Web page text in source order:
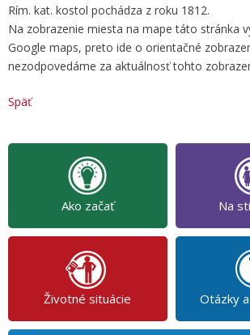
Rím. kat. kostol pochádza z roku 1812.
Na zobrazenie miesta na mape táto stránka
Google maps, preto ide o orientačné
nezodpovedáme za aktuálnosť tohto
Späť
Ako začať Na
Životné situácie Otázky